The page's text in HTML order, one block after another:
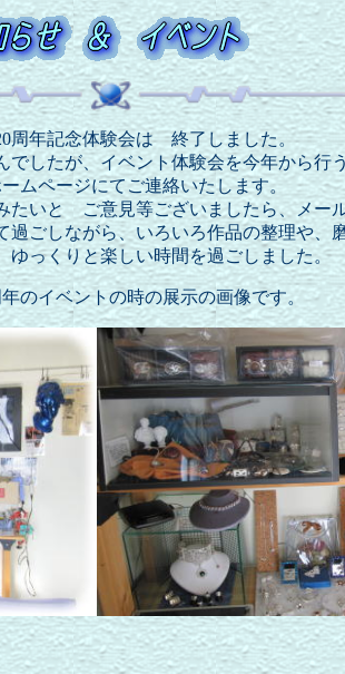
周年記念体験会は 終了しました。
したが、イベント体験会を今年から行
ムページにてご連絡いたします。
たいと ご意見等ございましたら、メー
ごしながら、いろいろ作品の整理や、
ゆっくりと楽しい時間を過ごしました。
のイベントの時の展示の画像です。